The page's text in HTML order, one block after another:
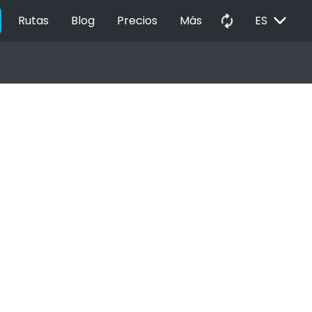
Rutas Blog Precios Más autorenew ES EXPAND_MORE